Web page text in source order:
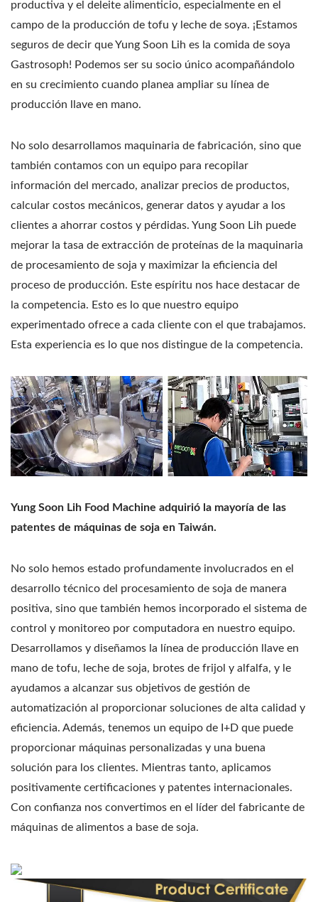
productiva y el deleite alimenticio, especialmente en el
campo de la producción de tofu y leche de soya. ¡Estamos
seguros de decir que Yung Soon Lih es la comida de soya
Gastrosoph! Podemos ser su socio único acompañándolo
en su crecimiento cuando planea ampliar su línea de
producción llave en mano.
No solo desarrollamos maquinaria de fabricación, sino que
también contamos con un equipo para recopilar
información del mercado, analizar precios de productos,
calcular costos mecánicos, generar datos y ayudar a los
clientes a ahorrar costos y pérdidas. Yung Soon Lih puede
mejorar la tasa de extracción de proteínas de la maquinaria
de procesamiento de soja y maximizar la eficiencia del
proceso de producción. Este espíritu nos hace destacar de
la competencia. Esto es lo que nuestro equipo
experimentado ofrece a cada cliente con el que trabajamos.
Esta experiencia es lo que nos distingue de la competencia.
Yung Soon Lih Food Machine adquirió la mayoría de las
patentes de máquinas de soja en Taiwán.
No solo hemos estado profundamente involucrados en el
desarrollo técnico del procesamiento de soja de manera
positiva, sino que también hemos incorporado el sistema de
control y monitoreo por computadora en nuestro equipo.
Desarrollamos y diseñamos la línea de producción llave en
mano de tofu, leche de soja, brotes de frijol y alfalfa, y le
ayudamos a alcanzar sus objetivos de gestión de
automatización al proporcionar soluciones de alta calidad y
eficiencia. Además, tenemos un equipo de I+D que puede
proporcionar máquinas personalizadas y una buena
solución para los clientes. Mientras tanto, aplicamos
positivamente certificaciones y patentes internacionales.
Con confianza nos convertimos en el líder del fabricante de
máquinas de alimentos a base de soja.